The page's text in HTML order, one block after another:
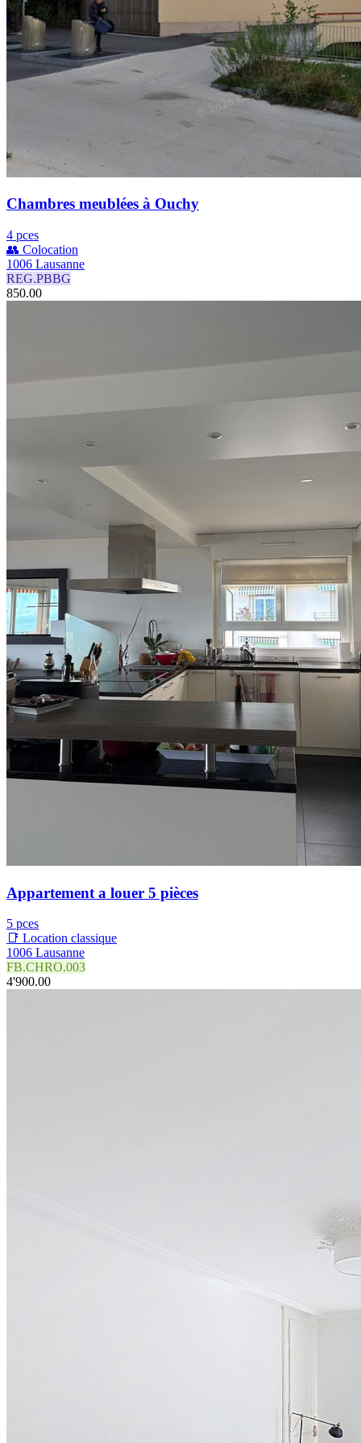
Chambres meublées à Ouchy
4 pces
👥 Colocation
1006 Lausanne
REG.PBBG
850.00
Appartement a louer 5 pièces
5 pces
📑 Location classique
1006 Lausanne
FB.CHRO.003
4'900.00